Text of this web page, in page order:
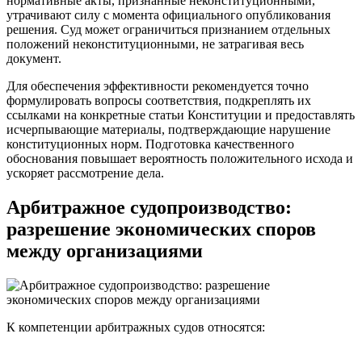
утрачивают силу с момента официального опубликования
решения. Суд может ограничиться признанием отдельных
положений неконституционными, не затрагивая весь
документ.
Для обеспечения эффективности рекомендуется точно
формулировать вопросы соответствия, подкреплять их
ссылками на конкретные статьи Конституции и предоставлять
исчерпывающие материалы, подтверждающие нарушение
конституционных норм. Подготовка качественного
обоснования повышает вероятность положительного исхода и
ускоряет рассмотрение дела.
Арбитражное судопроизводство:
разрешение экономических споров
между организациями
К компетенции арбитражных судов относятся: